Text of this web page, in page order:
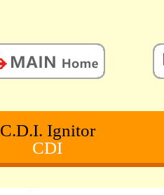
C.D.I. Ignitor
CDI